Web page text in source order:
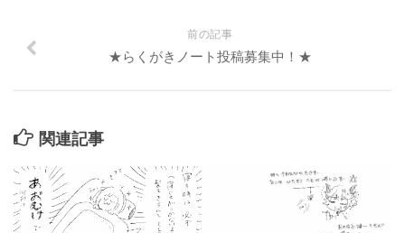
前の記事
★らくがきノート投稿募集中！★
関連記事